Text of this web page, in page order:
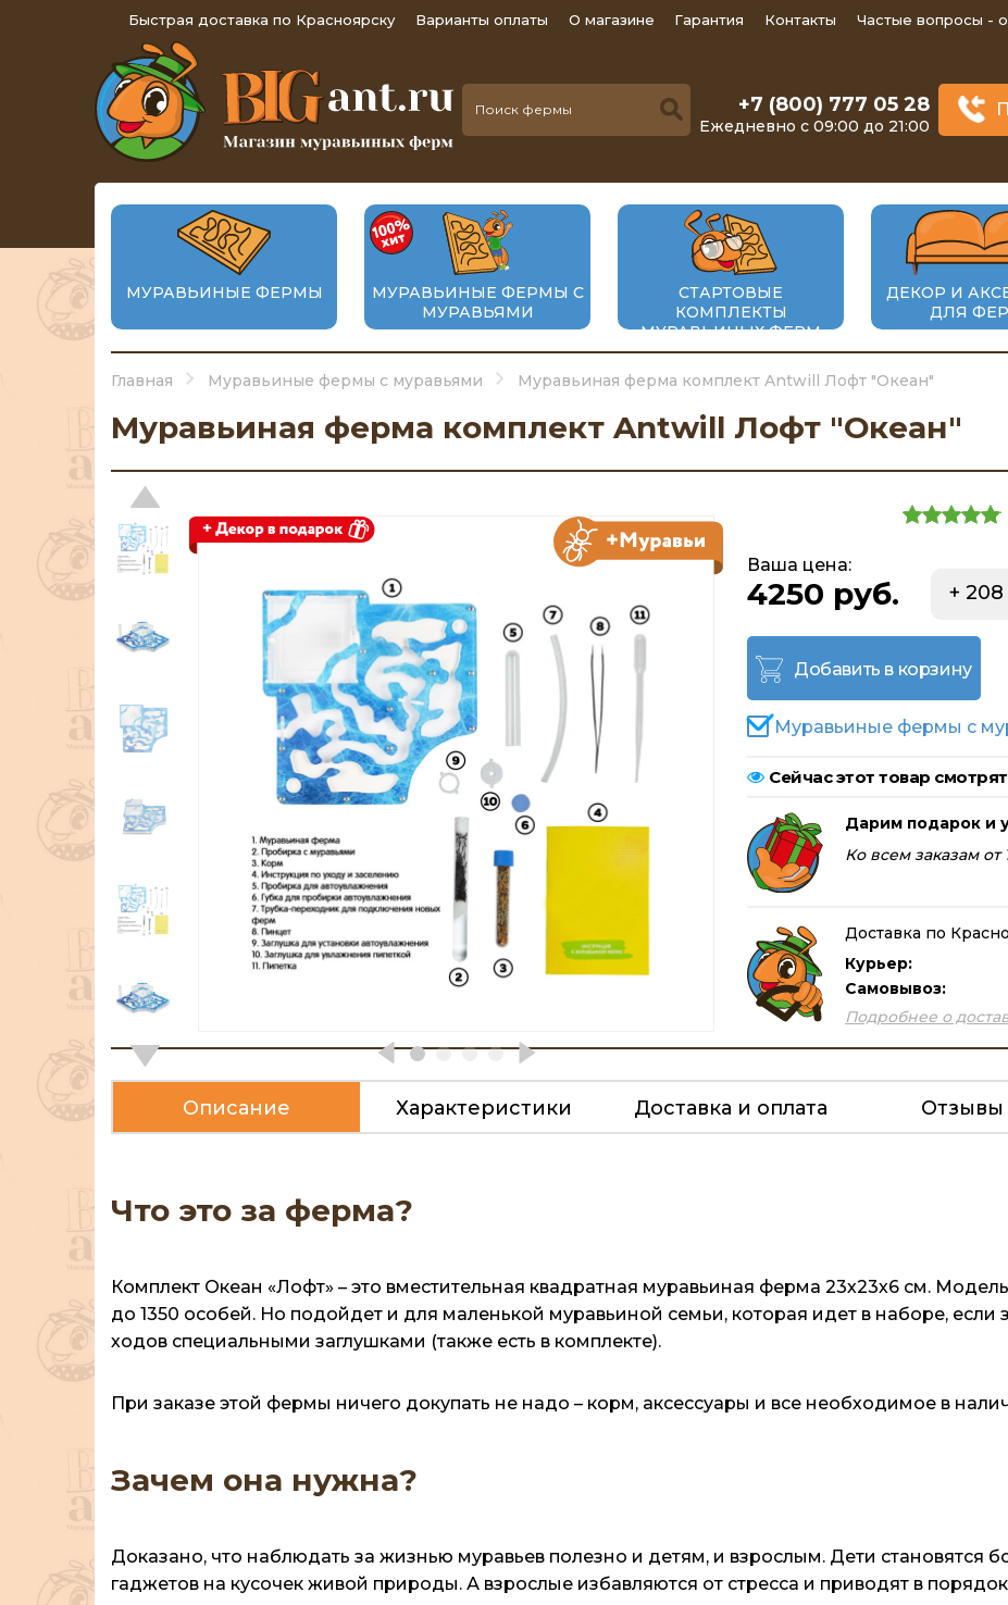
Быстрая доставка по Красноярску Варианты оплаты О магазине Гарантия Контакты Частые вопросы -
+7 (800) 777 05 28
Ежедневно с 09:00 до 21:00
МУРАВЬИНЫЕ ФЕРМЫ
МУРАВЬИНЫЕ ФЕРМЫ С
МУРАВЬЯМИ
СТАРТОВЫЕ
КОМПЛЕКТЫ
МУРАВЬИНЫХ ФЕРМ
ДЕКОР И
ДЛЯ
Главная Муравьиные фермы с муравьями Муравьиная ферма комплект Antwill Лофт "Океан"
Муравьиная ферма комплект Antwill Лофт "Океан"
Ваша цена:
4250 руб. +
Добавить в корзину
Муравьиные фермы с
Сейчас этот товар
Дарим подарок и
Ко всем заказам от
Доставка по
Курьер:
Самовывоз:
Подробнее о
Описание Характеристики Доставка и оплата Отзывы
Что это за ферма?
Комплект Океан «Лофт» – это вместительная квадратная муравьиная ферма 23х23х6 см.
до 1350 особей. Но подойдет и для маленькой муравьиной семьи, которая идет в наборе, если
ходов специальными заглушками (также есть в комплекте).
При заказе этой фермы ничего докупать не надо – корм, аксессуары и все необходимое в
Зачем она нужна?
Доказано, что наблюдать за жизнью муравьев полезно и детям, и взрослым. Дети становятся
гаджетов на кусочек живой природы. А взрослые избавляются от стресса и приводят в